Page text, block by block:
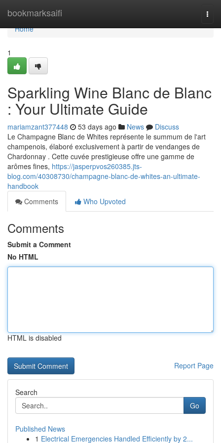
bookmarksaifi
Home
Home
1
Sparkling Wine Blanc de Blanc
: Your Ultimate Guide
mariamzant377448 53 days ago News
Discuss
Le Champagne Blanc de Whites représente le summum de l'art
champenois, élaboré exclusivement à partir de vendanges de
Chardonnay . Cette cuvée prestigieuse offre une gamme de
arômes fines, https://jasperpvos260385.jts-
blog.com/40308730/champagne-blanc-de-whites-an-ultimate-
handbook
Comments
Who Upvoted
Comments
Submit a Comment
No HTML
HTML is disabled
Report Page
Search
Go
Published News
1 Electrical Emergencies Handled Efficiently by 2...